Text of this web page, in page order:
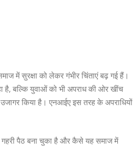
में सुरक्षा को लेकर गंभीर चिंताएं बढ़ गई हैं।
है, बल्कि युवाओं को भी अपराध की ओर खींच
किया है। एनआईए इस तरह के अपराधियों
गहरी पैठ बना चुका है और कैसे यह समाज में